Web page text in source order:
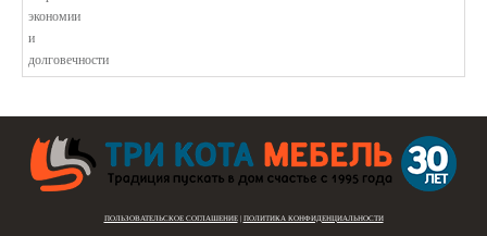
ПОЛЬЗОВАТЕЛЬСКОЕ СОГЛАШЕНИЕ| ПОЛИТИКА КОНФИДЕНЦИАЛЬНОСТИ